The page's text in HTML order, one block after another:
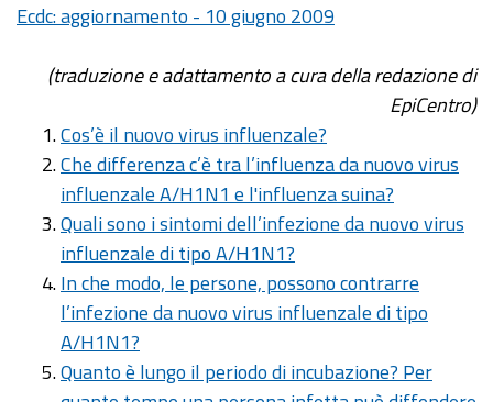
Ecdc: aggiornamento - 10 giugno 2009
(traduzione e adattamento a cura della redazione di
EpiCentro)
Cos’è il nuovo virus influenzale?
Che differenza c’è tra l’influenza da nuovo virus
influenzale A/H1N1 e l'influenza suina?
Quali sono i sintomi dell’infezione da nuovo virus
influenzale di tipo A/H1N1?
In che modo, le persone, possono contrarre
l’infezione da nuovo virus influenzale di tipo
A/H1N1?
Quanto è lungo il periodo di incubazione? Per